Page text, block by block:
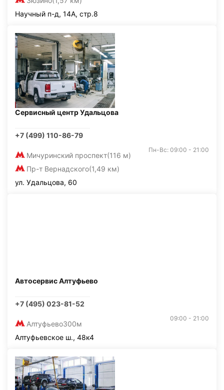
Научный п-д, 14А, стр.8
Сервисный центр Удальцова
+7 (499) 110-86-79
Мичуринский проспект(116 м)
Пр-т Вернадского(1,49 км)
Пн-Вс: 09:00 - 21:00
ул. Удальцова, 60
Автосервис Алтуфьево
+7 (495) 023-81-52
Алтуфьево300м
09:00 - 21:00
Алтуфьевское ш., 48к4